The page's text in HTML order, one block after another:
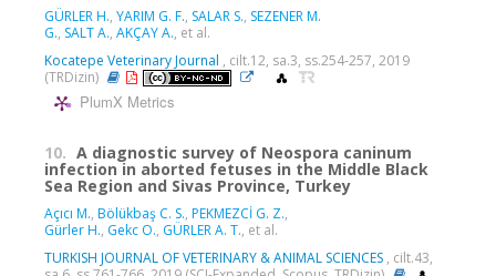
GÜRLER H., YARIM G. F., SALAR S., SEZENER M.
G., SALT A., AKÇAY A., et al.
Kocatepe Veterinary Journal , cilt.12, sa.3, ss.254-257, 2019
(TRDizin)
PlumX Metrics
10. A diagnostic survey of Neospora caninum
infection in aborted fetuses in the Middle Black
Sea Region and Sivas Province, Turkey
Açıcı M., Bölükbaş C. S., PEKMEZCİ G. Z.,
Gürler H., Gekc O., GÜRLER A. T., et al.
TURKISH JOURNAL OF VETERINARY & ANIMAL SCIENCES , cilt.43,